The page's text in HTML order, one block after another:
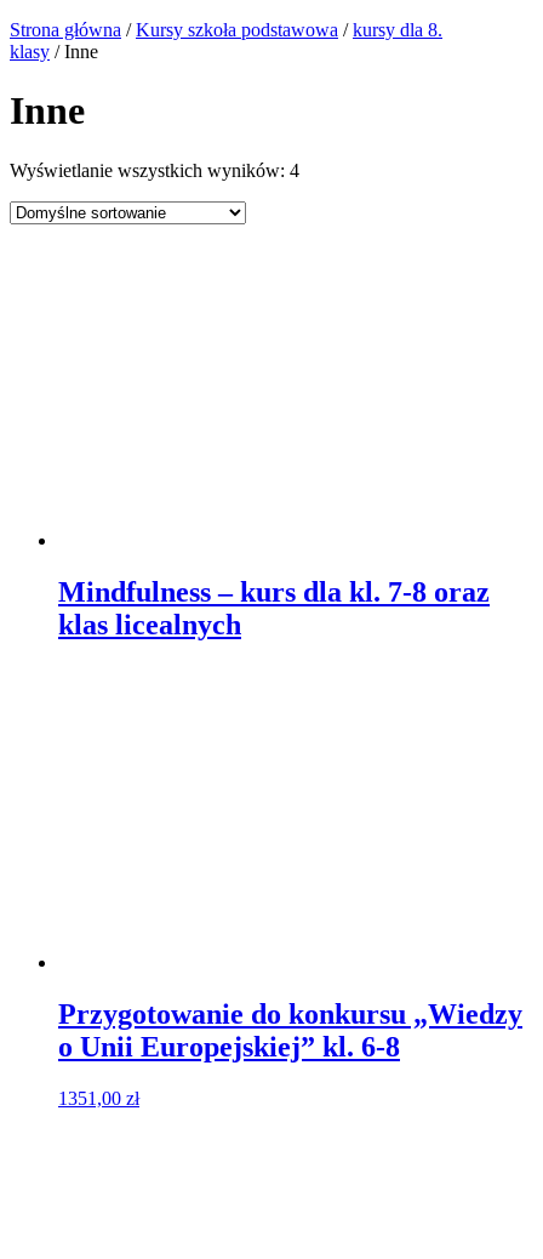
Strona główna /Kursy szkoła podstawowa /kursy dla 8.
klasy / Inne
Inne
Wyświetlanie wszystkich wyników: 4
Mindfulness – kurs dla kl. 7-8 oraz
klas licealnych
Przygotowanie do konkursu „Wiedzy
o Unii Europejskiej” kl. 6-8
1351,00 zł